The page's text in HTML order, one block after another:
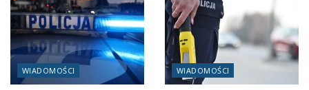
WIADOMOŚCI WIADOMOŚCI